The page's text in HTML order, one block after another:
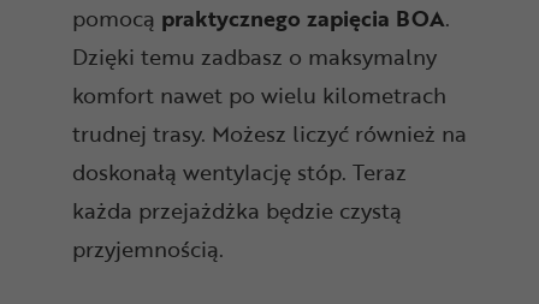
pomocą praktycznego zapięcia BOA.
Dzięki temu zadbasz o maksymalny
komfort nawet po wielu kilometrach
trudnej trasy. Możesz liczyć również na
doskonałą wentylację stóp. Teraz
każda przejażdżka będzie czystą
przyjemnością.